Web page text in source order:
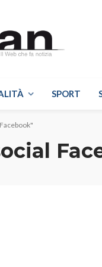
SPORT